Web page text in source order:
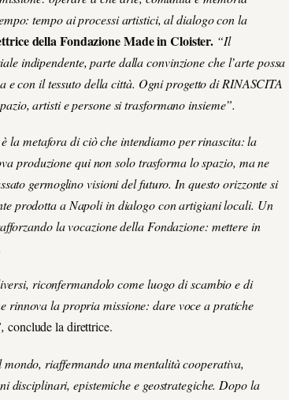
tempo ai processi artistici, al dialogo con la
della Fondazione Made in Cloister. “Il
indipendente, parte dalla convinzione che l’arte possa
e con il tessuto della città. Ogni progetto diRINASCITA
artisti e persone si trasformano insieme”.
la metafora di ciò che intendiamo perrinascita: la
produzione qui non solo trasforma lo spazio, ma ne
germoglino visioni del futuro. In questo orizzonte si
prodotta a Napoli in dialogo con artigiani locali. Un
la vocazione della Fondazione: mettere in
riconfermandolo come luogo di scambio e di
rinnova la propria missione: dare voce a pratiche
conclude la direttrice.
riaffermando una mentalità cooperativa,
disciplinari, epistemiche e geostrategiche. Dopo la